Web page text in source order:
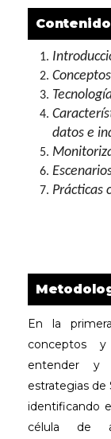
datos e
Prácticas
En la
conceptos
entender y
estrategias de
identificando
célula de